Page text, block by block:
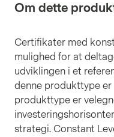
Om dette
Certifikater med
mulighed for at
udviklingen i et
denne produkttype er
produkttype er
strategi. Constant